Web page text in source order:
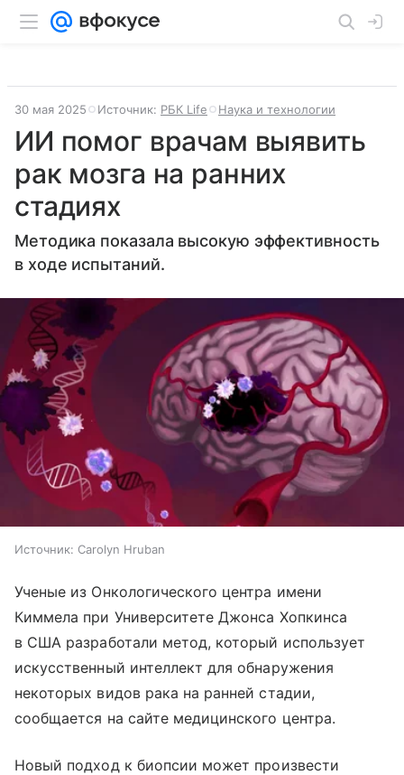
30 мая 2025 Источник: РБК Life Наука и технологии
ИИ помог врачам выявить
рак мозга на ранних
стадиях
Методика показала высокую эффективность
в ходе испытаний.
Источник: Carolyn Hruban
Ученые из Онкологического центра имени
Киммела при Университете Джонса Хопкинса
в США разработали метод, который использует
искусственный интеллект для обнаружения
некоторых видов рака на ранней стадии,
сообщается на сайте медицинского центра.
Новый подход к биопсии может произвести